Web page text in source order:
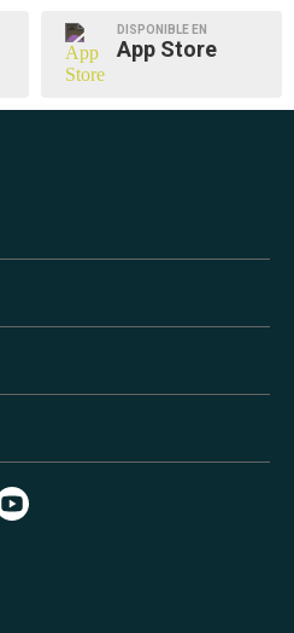
DISPONIBLE EN
App Store